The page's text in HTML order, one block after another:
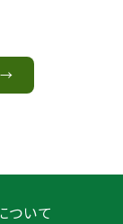
→
ついて